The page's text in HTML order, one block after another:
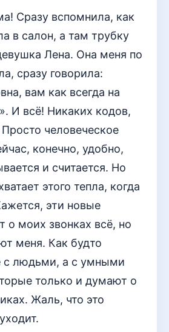
Сразу вспомнила, как
в салон, а там трубку
Лена. Она меня по
сразу говорила:
вам как всегда на
И всё! Никаких кодов,
человеческое
конечно, удобно,
и считается. Но
этого тепла, когда
эти новые
о моих звонках всё, но
меня. Как будто
с людьми, а с умными
только и думают о
Жаль, что это